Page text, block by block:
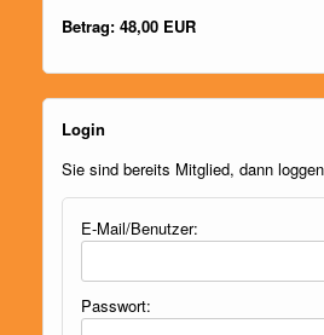
Betrag: 48,00 EUR
Login
Sie sind bereits Mitglied, dann
E-Mail/Benutzer:
Passwort: